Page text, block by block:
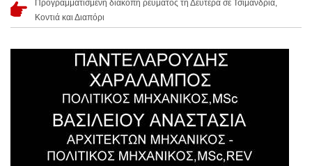
Προγραμματισμένη διακοπή ρεύματος τη Δευτέρα σε Τσιμάνδρια,
Κοντιά και Διαπόρι